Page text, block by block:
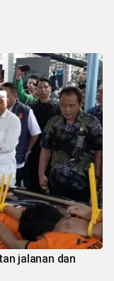
jalanan dan